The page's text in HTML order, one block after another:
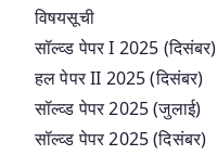
विषयसूची
सॉल्व्ड पेपर I 2025 (दिसंबर)
हल पेपर II 2025 (दिसंबर)
सॉल्व्ड पेपर 2025 (जुलाई)
सॉल्व्ड पेपर 2025 (दिसंबर)